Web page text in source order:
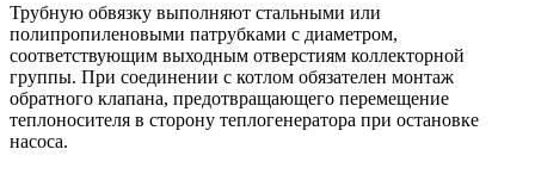
Трубную обвязку выполняют стальными или
полипропиленовыми патрубками с диаметром,
соответствующим выходным отверстиям коллекторной
группы. При соединении с котлом обязателен монтаж
обратного клапана, предотвращающего перемещение
теплоносителя в сторону теплогенератора при остановке
насоса.